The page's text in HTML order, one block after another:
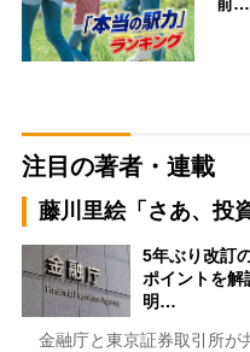
注目の著者・連載
藤川里絵「さあ、投
5年ぶり改訂
ポイントを
明…
金融庁と東京証券取引所が